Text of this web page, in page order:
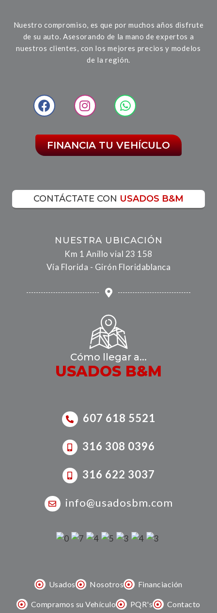
Nuestro compromiso, es que por muchos años disfrute
de su auto. Asesorando de la mano de expertos a
nuestros clientes, con los mejores precios y modelos
de la región.
FINANCIA TU VEHÍCULO
CONTÁCTATE CON USADOS B&M
NUESTRA UBICACIÓN
Km 1 Anillo vial 23 158
Vía Florida - Girón Floridablanca
Cómo llegar a...
USADOS B&M
607 618 5521
316 308 0396
316 622 3037
info@usadosbm.com
Usados Nosotros Financiación
Compramos su Vehículo PQR's Contacto